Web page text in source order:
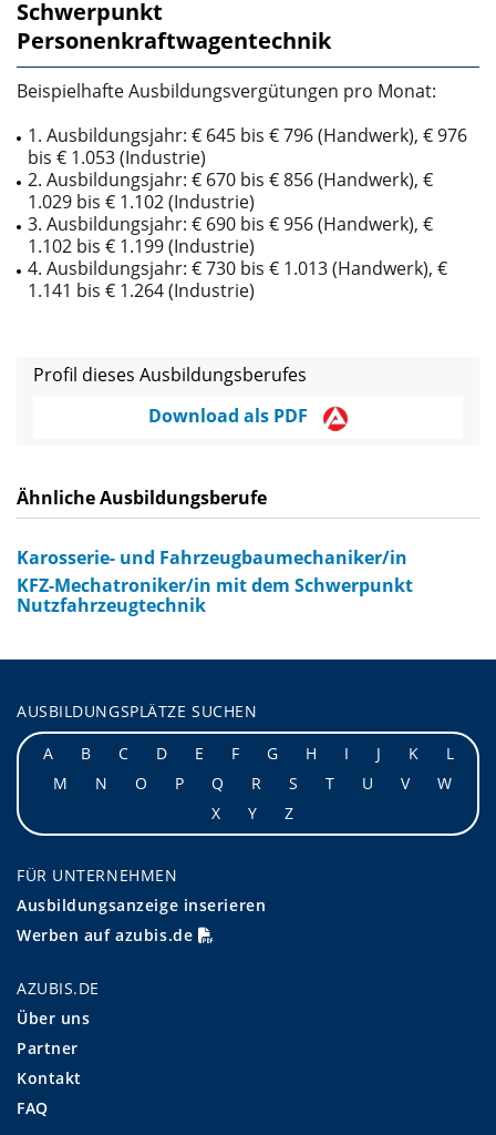
Schwerpunkt
Personenkraftwagentechnik
Beispielhafte Ausbildungsvergütungen pro Monat:
1. Ausbildungsjahr: € 645 bis € 796 (Handwerk), € 976
bis € 1.053 (Industrie)
2. Ausbildungsjahr: € 670 bis € 856 (Handwerk), €
1.029 bis € 1.102 (Industrie)
3. Ausbildungsjahr: € 690 bis € 956 (Handwerk), €
1.102 bis € 1.199 (Industrie)
4. Ausbildungsjahr: € 730 bis € 1.013 (Handwerk), €
1.141 bis € 1.264 (Industrie)
Profil dieses Ausbildungsberufes
Download als PDF
Ähnliche Ausbildungsberufe
Karosserie- und Fahrzeugbaumechaniker/in
KFZ-Mechatroniker/in mit dem Schwerpunkt
Nutzfahrzeugtechnik
AUSBILDUNGSPLÄTZE SUCHEN
A
B C D E F G H I J K
L
M
N O P Q R S T U V
W
X
Y Z
FÜR UNTERNEHMEN
Ausbildungsanzeige inserieren
Werben auf azubis.de
AZUBIS.DE
Über uns
Partner
Kontakt
FAQ